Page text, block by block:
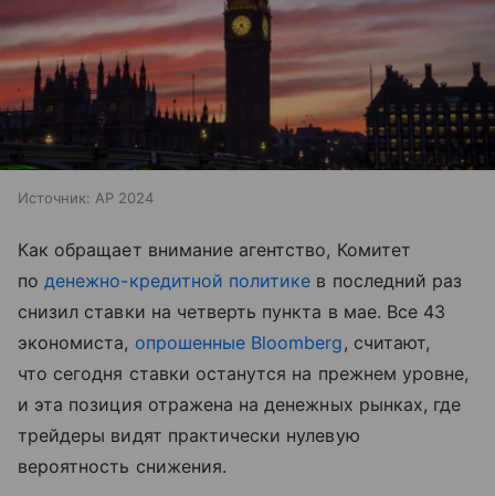
Источник: AP 2024
Как обращает внимание агентство, Комитет
поденежно-кредитной политике в последний раз
снизил ставки на четверть пункта в мае. Все 43
экономиста, опрошенные Bloomberg , считают,
что сегодня ставки останутся на прежнем уровне,
и эта позиция отражена на денежных рынках, где
трейдеры видят практически нулевую
вероятность снижения.